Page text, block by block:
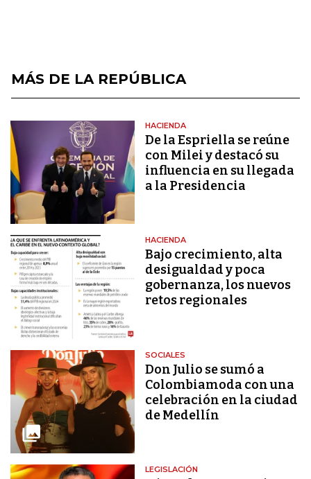
MÁS DE LA REPÚBLICA
HACIENDA
De la Espriella se reúne
con Milei y destacó su
influencia en su llegada
a la Presidencia
HACIENDA
Bajo crecimiento, alta
desigualdad y poca
gobernanza, los nuevos
retos regionales
SOCIALES
Don Julio se sumó a
Colombiamoda con una
celebración en la ciudad
de Medellín
LEGISLACIÓN